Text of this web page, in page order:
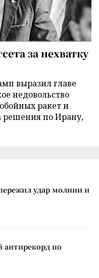
за нехватку
выразил главе
недовольство
ракет и
решения по Ирану,
удар молнии и
антирекорд по